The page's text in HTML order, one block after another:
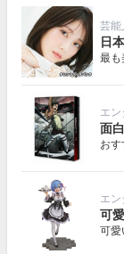
芸能
日
最も
エン
面
おす
エン
可
可愛